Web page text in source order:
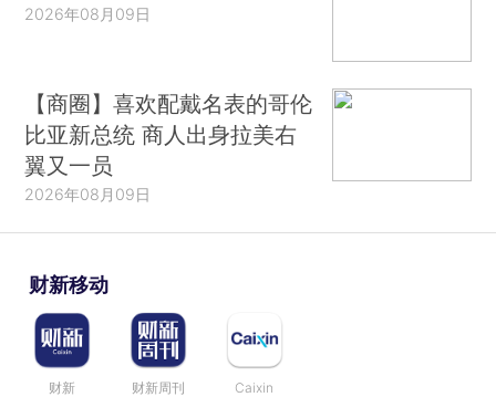
2026年08月09日
【商圈】喜欢配戴名表的哥伦
比亚新总统 商人出身拉美右
翼又一员
2026年08月09日
财新移动
财新 财新周刊 Caixin